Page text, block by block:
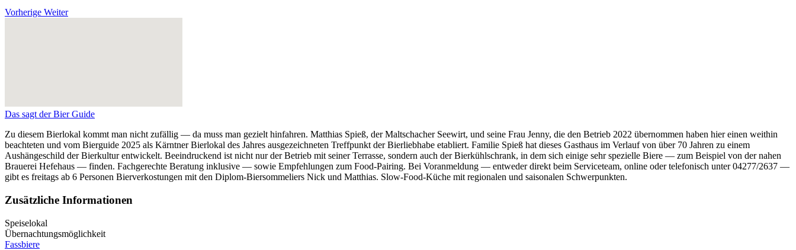
Vorherige Weiter
Das sagt der Bier Guide
Zu diesem Bierlokal kommt man nicht zufällig — da muss man gezielt hinfahren. Matthias Spieß, der Maltschacher Seewirt, und seine Frau Jenny, die den Betrieb 2022 übernommen haben hier einen weithin
beachteten und vom Bierguide 2025 als Kärntner Bierlokal des Jahres ausgezeichneten Treffpunkt der Bierliebhabe etabliert. Familie Spieß hat dieses Gasthaus im Verlauf von über 70 Jahren zu einem
Aushängeschild der Bierkultur entwickelt. Beeindruckend ist nicht nur der Betrieb mit seiner Terrasse, sondern auch der Bierkühlschrank, in dem sich einige sehr spezielle Biere — zum Beispiel von der nahen
Brauerei Hefehaus — finden. Fachgerechte Beratung inklusive — sowie Empfehlungen zum Food-Pairing. Bei Voranmeldung — entweder direkt beim Serviceteam, online oder telefonisch unter 04277/2637 —
gibt es freitags ab 6 Personen Bierverkostungen mit den Diplom-Biersommeliers Nick und Matthias. Slow-Food-Küche mit regionalen und saisonalen Schwerpunkten.
Zusätzliche Informationen
Speiselokal
Übernachtungsmöglichkeit
Fassbiere